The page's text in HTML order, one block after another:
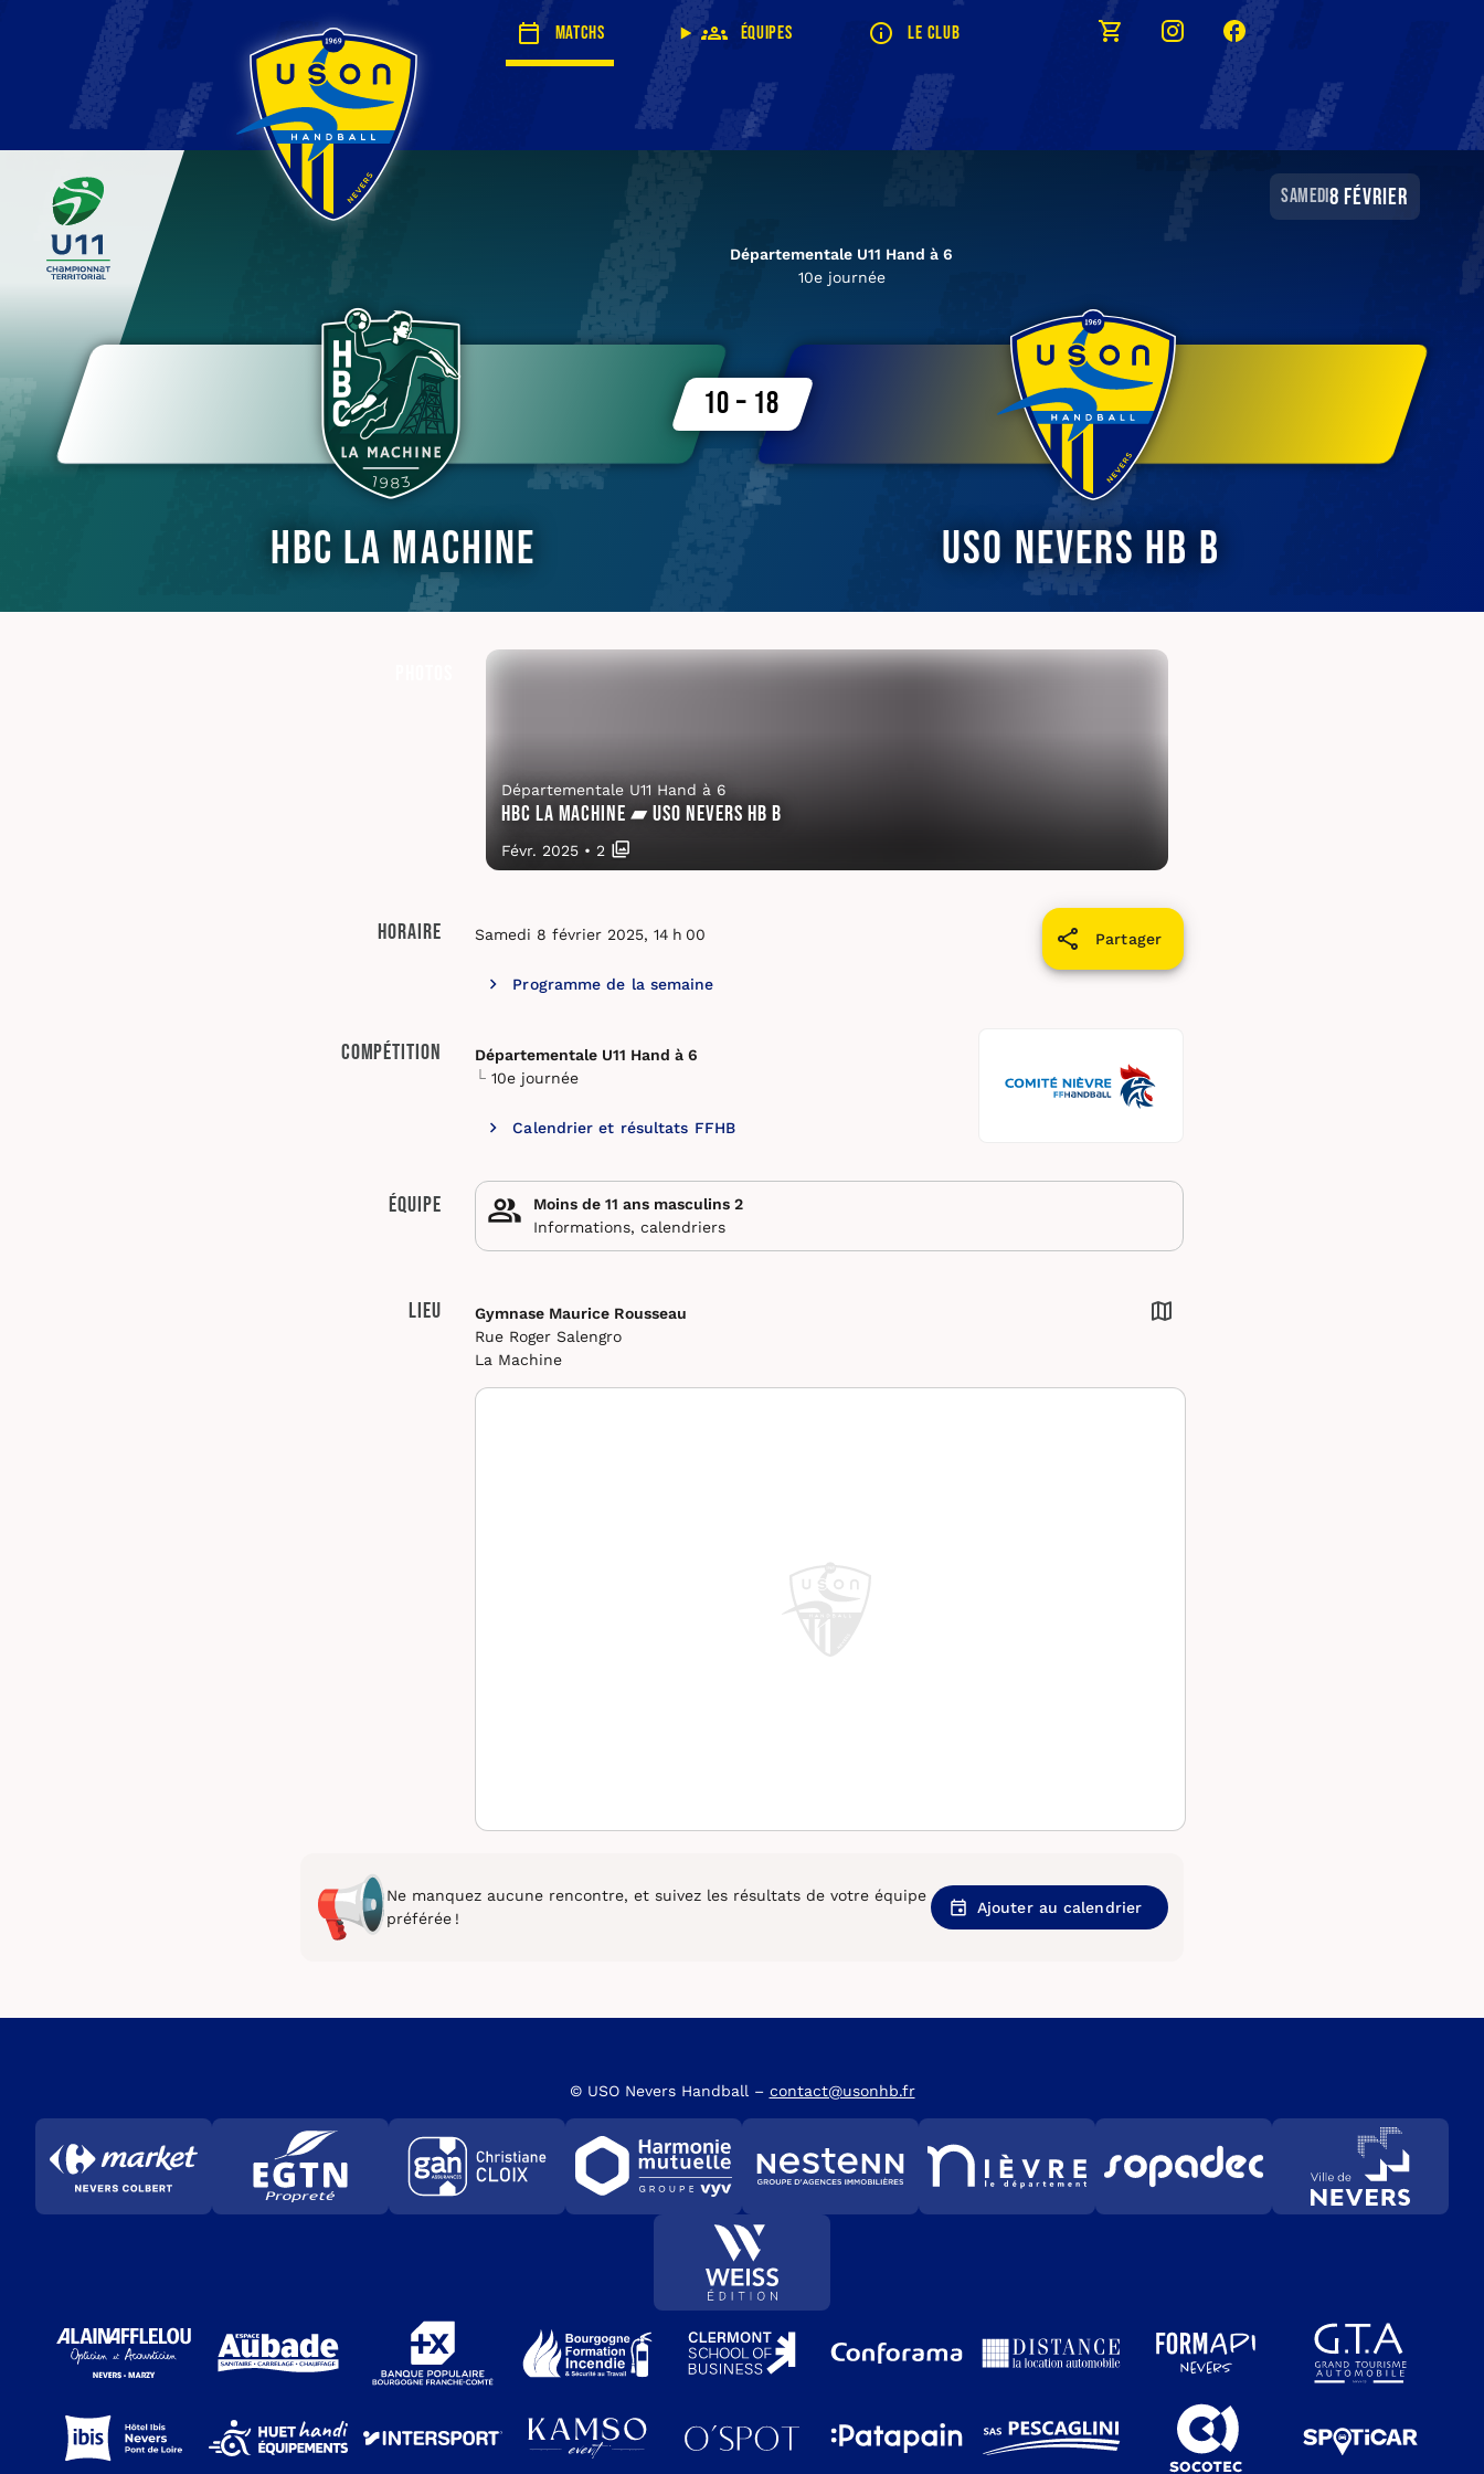
Matchs Équipes Le club
samedi8 février
Départementale U11 Hand à 6
10e journée
HBC La Machine USO Nevers HB B
10 – 18
Départementale U11 Hand à 6
HBC La Machine ▰ USO Nevers HB B
Févr. 2025• 2
Horaire Partager
Samedi 8 février 2025, 14 h 00
Programme de la semaine
Compétition
Départementale U11 Hand à 6
10e journée
Calendrier et résultats FFHB
Équipe
Moins de 11 ans masculins 2
Informations, calendriers
Lieu
Gymnase Maurice Rousseau
Rue Roger Salengro
La Machine
Ne manquez aucune rencontre, et suivez les résultats de votre équipe
préférée !
Ajouter au calendrier
© USO Nevers Handball – contact@usonhb.fr